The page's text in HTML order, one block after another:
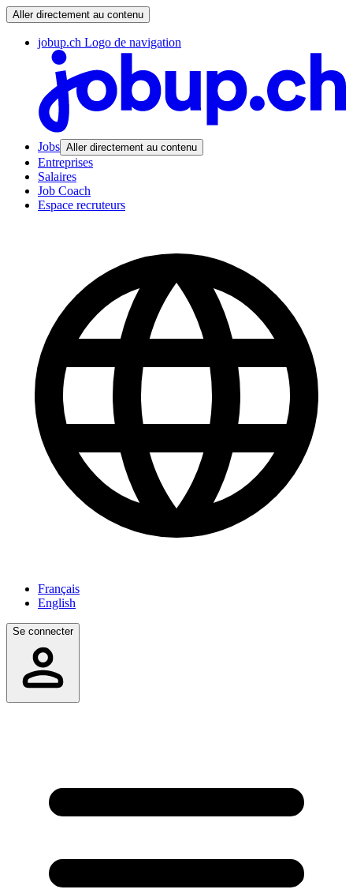
Aller directement au contenu
jobup.ch Logo de navigation
Jobs Aller directement au contenu
Entreprises
Salaires
Job Coach
Espace recruteurs
Français
English
Se connecter